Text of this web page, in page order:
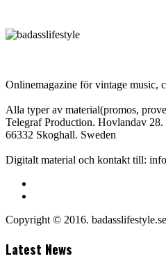
Onlinemagazine för vintage music,
Alla typer av material(promos,
Telegraf Production. Hovlandav 28.
66332 Skoghall. Sweden
Digitalt material och kontakt till:
Copyright © 2016. badasslifestyle.se
Latest News